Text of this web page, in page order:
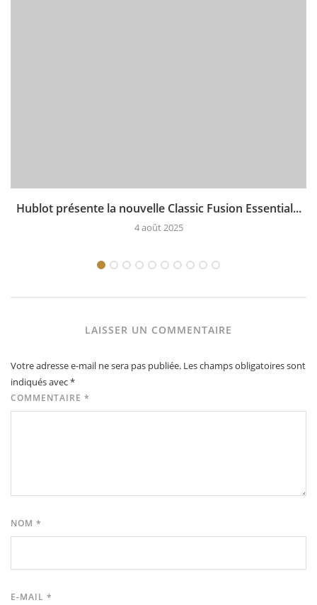
Hublot présente la nouvelle Classic Fusion Essential...
4 août 2025
LAISSER UN COMMENTAIRE
Votre adresse e-mail ne sera pas publiée. Les champs obligatoires sont
indiqués avec*
COMMENTAIRE *
NOM *
E-MAIL *